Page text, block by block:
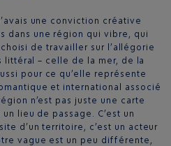
une conviction créative
dans une région qui vibre, qui
de travailler sur l’allégorie
littéral – celle de la mer, de la
pour ce qu’elle représente
et international associé
n’est pas juste une carte
lieu de passage. C’est un
d’un territoire, c’est un acteur
vague est un peu différente,